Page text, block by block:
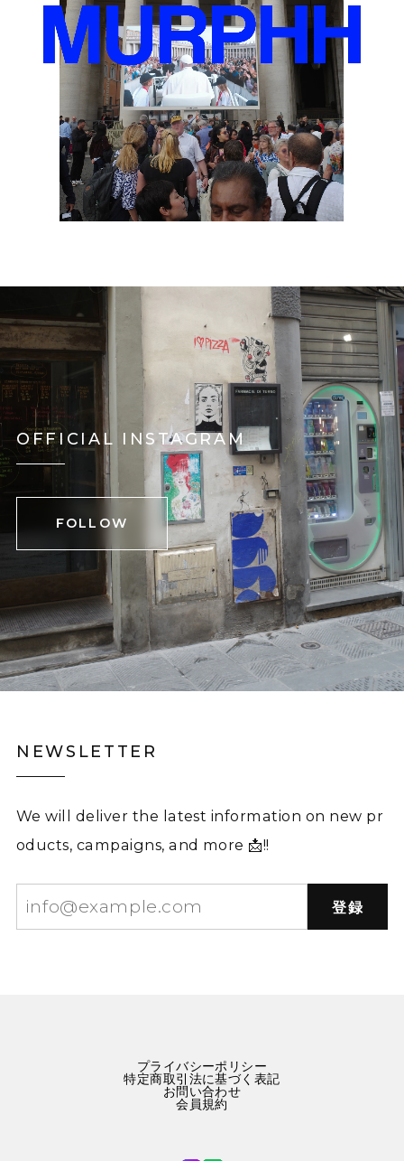
OFFICIAL INSTAGRAM
FOLLOW
NEWSLETTER
We will deliver the latest information on new pr
oducts, campaigns, and more 📩!!
登録
プライバシーポリシー
特定商取引法に基づく表記
お問い合わせ
会員規約